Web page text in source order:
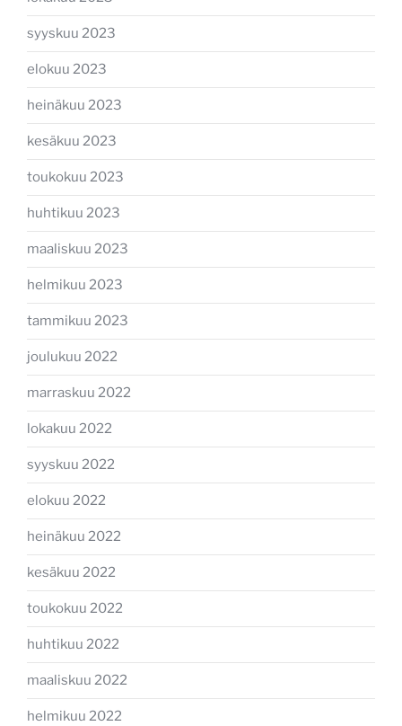
syyskuu 2023
elokuu 2023
heinäkuu 2023
kesäkuu 2023
toukokuu 2023
huhtikuu 2023
maaliskuu 2023
helmikuu 2023
tammikuu 2023
joulukuu 2022
marraskuu 2022
lokakuu 2022
syyskuu 2022
elokuu 2022
heinäkuu 2022
kesäkuu 2022
toukokuu 2022
huhtikuu 2022
maaliskuu 2022
helmikuu 2022